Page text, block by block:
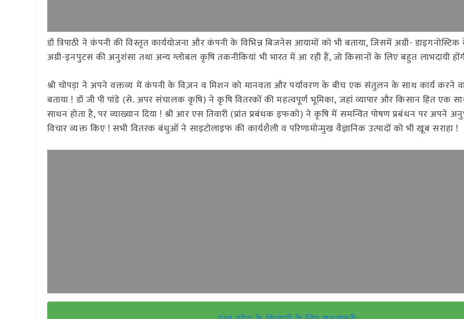
डॉ त्रिपाठी ने कंपनी की विस्तृत कार्ययोजना और कंपनी के विभिन्न बिजनेस आयामों को भी बताया, जिसमें अग्री-
अग्री-इनपुटस की अनुशंसा तथा अन्य ग्लोबल कृषि तकनीकियां भी भारत में आ रही हैं, जो किसानों के लिए बहुत लाभदायी
श्री चोपड़ा ने अपने वक्तव्य में कंपनी के विज़न व मिशन को मानवता और पर्यावरण के बीच एक संतुलन के साथ कार्य करने
बताया ! डॉ जी पी पांडे (से. अपर संचालक कृषि) ने कृषि वितरकों की महत्वपूर्ण भूमिका, जहां व्यापार और किसान हित एक
साधन होता है, पर व्याख्यान दिया ! श्री आर एस तिवारी (प्रांत प्रबंधक इफको) ने कृषि में समन्वित पोषण प्रबंधन पर अपने
विचार व्यक्त किए ! सभी वितरक बंधुओं ने साइटोलाइफ की कार्यशैली व परिणामोन्मुख वैज्ञानिक उत्पादों को भी खूब सराहा !